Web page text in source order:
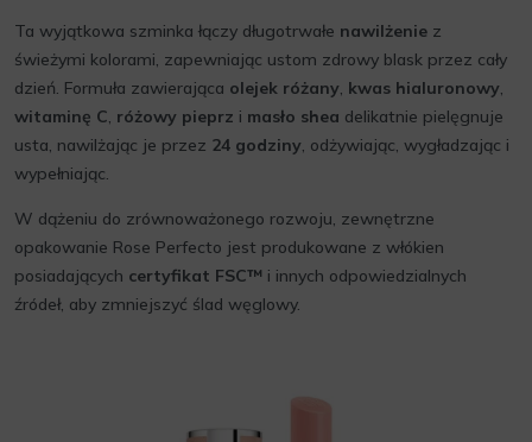
Ta wyjątkowa szminka łączy długotrwałe nawilżenie z
świeżymi kolorami, zapewniając ustom zdrowy blask przez cały
dzień. Formuła zawierająca olejek różany, kwas hialuronowy,
witaminę C, różowy pieprz i masło shea delikatnie pielęgnuje
usta, nawilżając je przez 24 godziny, odżywiając, wygładzając i
wypełniając.
W dążeniu do zrównoważonego rozwoju, zewnętrzne
opakowanie Rose Perfecto jest produkowane z włókien
posiadających certyfikat FSC™ i innych odpowiedzialnych
źródeł, aby zmniejszyć ślad węglowy.